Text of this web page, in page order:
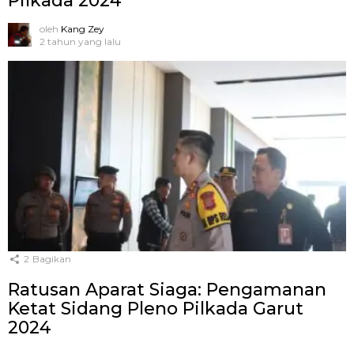
oleh Kang Zey
2 tahun yang lalu
2 Bagikan
Ratusan Aparat Siaga: Pengamanan
Ketat Sidang Pleno Pilkada Garut
2024